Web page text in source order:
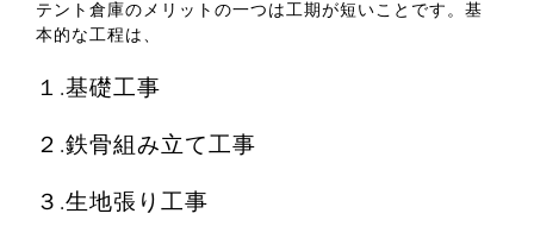
テント倉庫のメリットの一つは工期が短いことです。基
本的な工程は、
１.基礎工事
２.鉄骨組み立て工事
３.生地張り工事